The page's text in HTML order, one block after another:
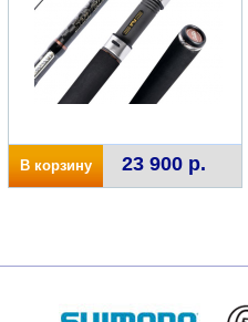
В корзину 23 900 р.